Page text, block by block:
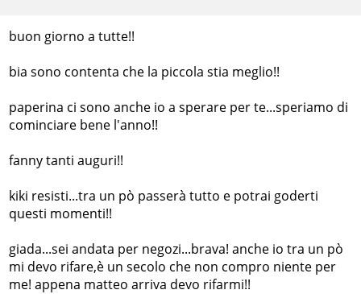
buon giorno a tutte!!
bia sono contenta che la piccola stia meglio!!
paperina ci sono anche io a sperare per te...speriamo di
cominciare bene l'anno!!
fanny tanti auguri!!
kiki resisti...tra un pò passerà tutto e potrai goderti
questi momenti!!
giada...sei andata per negozi...brava! anche io tra un pò
mi devo rifare,è un secolo che non compro niente per
me! appena matteo arriva devo rifarmi!!